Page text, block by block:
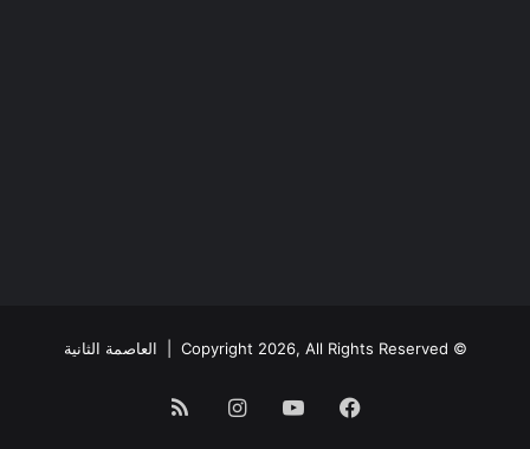
© Copyright 2026, All Rights Reserved | العاصمة الثانية
فيسبوكيوتيوبانستقرامملخص